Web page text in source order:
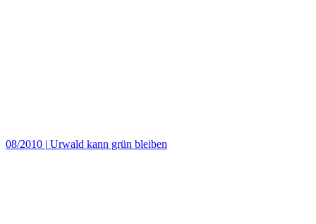
08/2010 | Urwald kann grün bleiben